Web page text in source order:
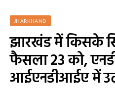
JHARKHAND
झारखंड में किसके
फैसला 23 काे,
आईएनडीआईए में